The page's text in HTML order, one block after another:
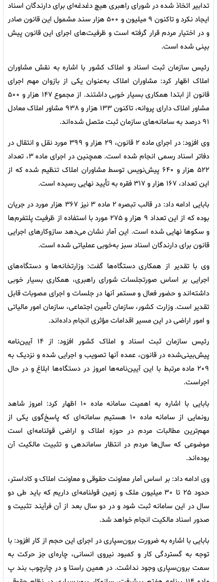
تدابیر اتخاذ شده در شورای راهبری هیچ دغدغه‌ای برای دارندگان اسناد
ایجاد نکرد و تاکنون ۹ میلیون و ۵۰۰ هزار سند مشمول این قانون صادر
و در اختیار مردم قرار گرفته است و ظرفیت‌های اجرای این قانون پیش
بینی شده است.
رئیس سازمان ثبت اسناد و املاک کشور با اشاره به نقش مشاوران
املاک اظهار کرد: مشاوران املاک به‌عنوان یکی از بازوان مهم اجرای
قانون از ابتدا همکاری بسیار خوبی داشتند. از مجموع ۱۴۷ هزار و ۵۰۰
مشاور املاک دارای پروانه، تاکنون ۱۳۳ هزار و ۹۳۸ مشاور املاک معادل
۹۱ درصد به سامانه‌های سازمان ثبت متصل شده‌اند.
وی افزود: در اجرای ماده ۲ قانون، ۲۹ هزار و ۳۹۹ مورد نقل و انتقال در
دفاتر اسناد رسمی انجام شده است. همچنین در اجرای ماده ۳، تعداد
۵۲۲ هزار و ۶۴۰ پیش‌نویس توسط مشاوران املاک تنظیم شده که از
این تعداد، ۱۶۷ هزار و ۳۱۷ فقره به تأیید نهایی رسیده است.
بابایی ادامه داد: در قالب تبصره ۲ ماده ۳ نیز ۳۶۷ هزار مورد در جریان
بوده که از این تعداد ۹ هزار و ۲۷۵ مورد با استفاده از ظرفیت پلتفرم‌ها
و سکوها نهایی شده است. این آمار نشان می‌دهد سازوکارهای اجرایی
قانون برای دارندگان اسناد سبز به‌خوبی عملیاتی شده است.
وی با تقدیر از همکاری دستگاه‌ها گفت: وزارتخانه‌ها و دستگاه‌های
اجرایی بر اساس صورتجلسات شورای راهبری، همکاری بسیار خوبی
داشته‌اند و حضور فعال و مستمر آنها در جلسات و اجرای مصوبات قابل
تقدیر است. وزارت کشور، سازمان تأمین اجتماعی، سازمان امور مالیاتی
و امور اراضی در این مسیر اقدامات مؤثری انجام داده‌اند.
رئیس سازمان ثبت اسناد و املاک کشور افزود: از ۱۴ آیین‌نامه
پیش‌بینی‌شده در قانون، عمده آنها تصویب و اجرایی شده و نزدیک به
۲۰۹ ماده مرتبط با این آیین‌نامه‌ها امروز در دستگاه‌ها ابلاغ و در حال
اجراست.
بابایی با اشاره به اهمیت سامانه ماده ۱۰ اظهار کرد: امروز شاهد
رونمایی از سامانه ماده ۱۰ هستیم سامانه‌ای که پاسخ‌گوی یکی از
مهم‌ترین مطالبات مردم در حوزه املاک و اراضی قولنامه‌ای است
موضوعی که سال‌ها مردم در انتظار ساماندهی و تثبیت مالکیت آن
بوده‌اند.
وی ادامه داد: بر اساس آمار معاونت حقوقی و معاونت املاک و کاداستر،
حدود ۲۵ تا ۳۰ میلیون ملک و زمین قولنامه‌ای داریم که باید طی دو
سال در این سامانه ثبت شود و در دو سال بعد از آن فرآیند تثبیت و
صدور اسناد مالکیت انجام خواهد شد.
بابایی با اشاره به ضرورت برون‌سپاری در اجرای این حجم از کار افزود: با
توجه به گستردگی کار و کمبود نیروی انسانی، چاره‌ای جز حرکت به
سمت برون‌سپاری وجود نداشت. در همین راستا و در چارچوب بند پ